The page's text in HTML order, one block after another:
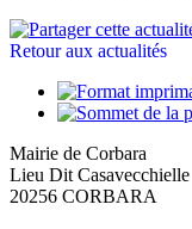
Retour aux actualités
Mairie de Corbara
Lieu Dit Casavecchielle
20256 CORBARA